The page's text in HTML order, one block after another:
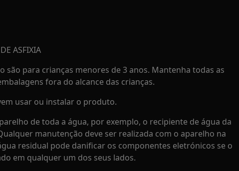
ASFIXIA
são para crianças menores de 3 anos. Mantenha todas as
fora do alcance das crianças.
usar ou instalar o produto.
de toda a água, por exemplo, o recipiente de água da
manutenção deve ser realizada com o aparelho na
residual pode danificar os componentes eletrónicos se o
em qualquer um dos seus lados.